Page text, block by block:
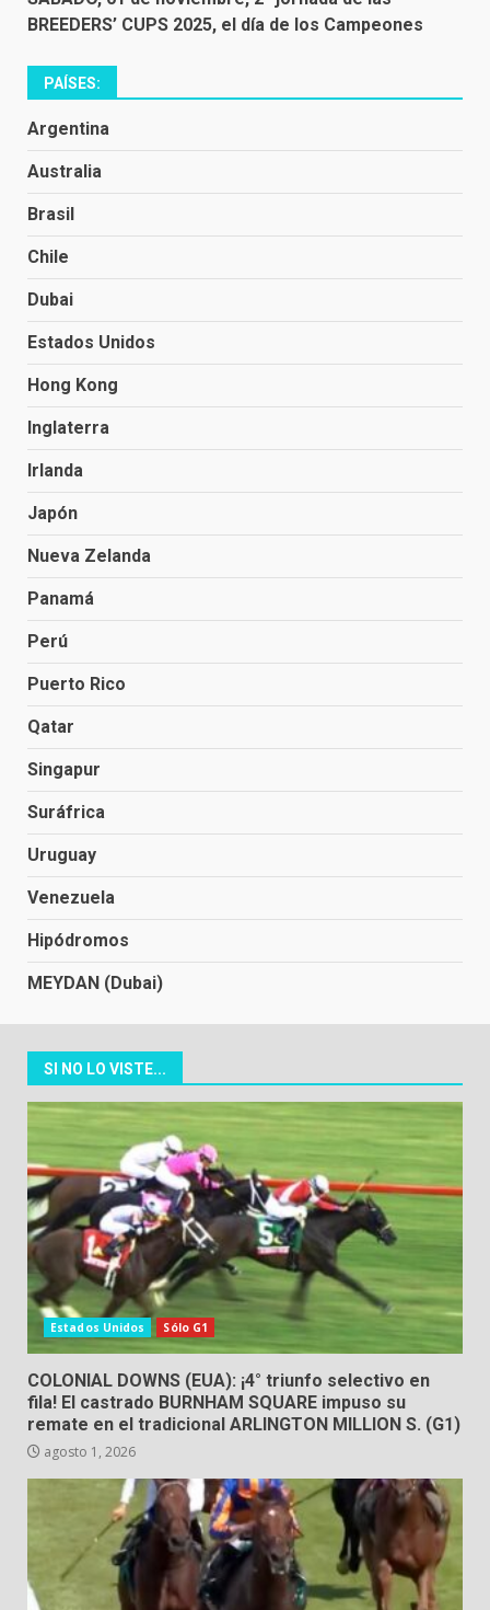
BREEDERS’ CUPS 2025, el día de los Campeones
PAÍSES:
Argentina
Australia
Brasil
Chile
Dubai
Estados Unidos
Hong Kong
Inglaterra
Irlanda
Japón
Nueva Zelanda
Panamá
Perú
Puerto Rico
Qatar
Singapur
Suráfrica
Uruguay
Venezuela
Hipódromos
MEYDAN (Dubai)
SI NO LO VISTE...
Estados Unidos Sólo G1
COLONIAL DOWNS (EUA): ¡4° triunfo selectivo en
fila! El castrado BURNHAM SQUARE impuso su
remate en el tradicional ARLINGTON MILLION S. (G1)
agosto 1, 2026